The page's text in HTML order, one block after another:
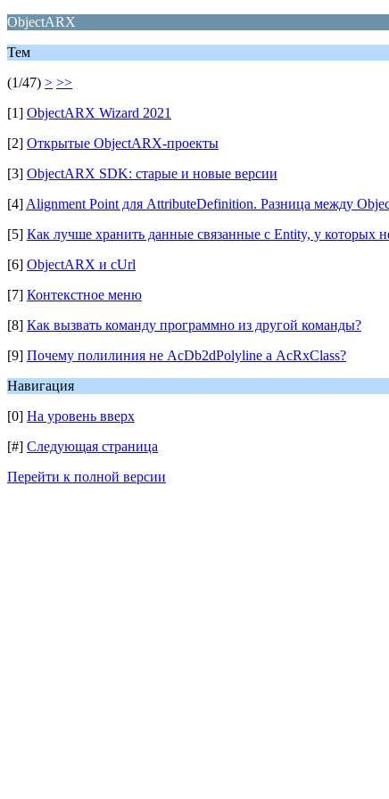
ObjectARX
Тем
(1/47) > >>
[1] ObjectARX Wizard 2021
[2] Открытые ObjectARX-проекты
[3] ObjectARX SDK: старые и новые версии
[4] Alignment Point для AttributeDefinition. Разница между
[5] Как лучше хранить данные связанные с Entity, у которых
[6] ObjectARX и cUrl
[7] Контекстное меню
[8] Как вызвать команду программно из другой команды?
[9] Почему полилиния не AcDb2dPolyline а AcRxClass?
Навигация
[0] На уровень вверх
[#] Следующая страница
Перейти к полной версии